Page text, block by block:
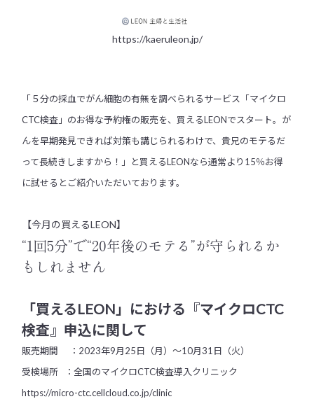
https://kaeruleon.jp/
「５分の採血でがん細胞の有無を調べられるサービス「マイクロ
CTC検査」のお得な予約権の販売を、買えるLEONでスタート。が
んを早期発見できれば対策も講じられるわけで、貴兄のモテるだ
って長続きしますから！」と買えるLEONなら通常より15％お得
に試せるとご紹介いただいております。
【今月の買えるLEON】
“1回5分”で“20年後のモテる”が守られるか
もしれません
「買えるLEON」における『マイクロCTC
検査』申込に関して
販売期間 ：2023年9月25日（月）〜10月31日（火）
受検場所 ：全国のマイクロCTC検査導入クリニック
https://micro-ctc.cellcloud.co.jp/clinic